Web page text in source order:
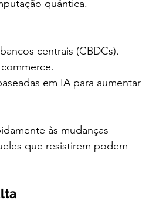
quântica.
centrais (CBDCs).
em IA para aumentar
às mudanças
que resistirem podem